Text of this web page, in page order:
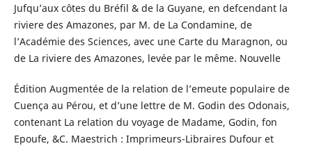
Jufqu’aux côtes du Bréfil & de la Guyane, en defcendant la
riviere des Amazones, par M. de La Condamine, de
l’Académie des Sciences, avec une Carte du Maragnon, ou
de La riviere des Amazones, levée par le même. Nouvelle
Édition Augmentée de la relation de l’emeute populaire de
Cuença au Pérou, et d’une lettre de M. Godin des Odonais,
contenant La relation du voyage de Madame, Godin, fon
Epoufe, &C. Maestrich : Imprimeurs-Libraires Dufour et